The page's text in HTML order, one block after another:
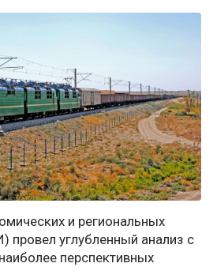
и региональных
провел углубленный анализ с
перспективных